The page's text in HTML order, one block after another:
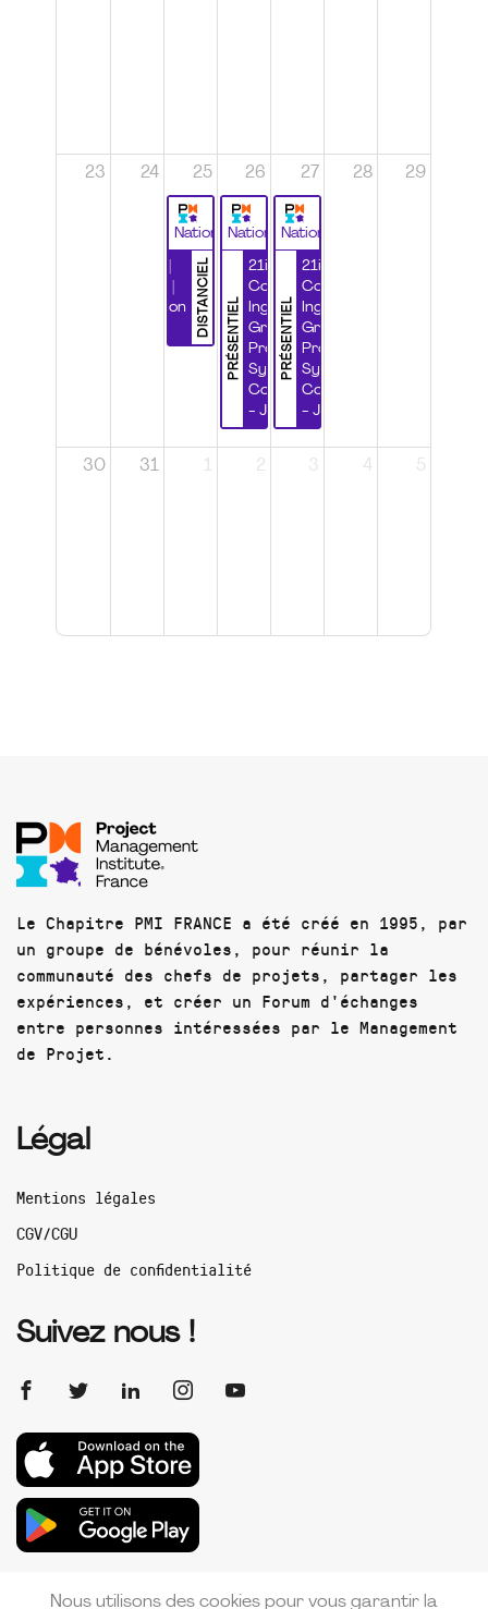
23 24 25
National
DISTANCIEL
Certification
26
National
PRÉSENTIEL
21ième
Congrès
Ingénierie
Grands
Projets et
Systèmes
Complexes
- Jour 1
27
National
PRÉSENTIEL
21ième
Congrès
Ingénierie
Grands
Projets et
Systèmes
Complexes
- Jour 2
28 29
30 31 1 2 3 4 5
Le Chapitre PMI FRANCE a été créé en 1995, par
un groupe de bénévoles, pour réunir la
communauté des chefs de projets, partager les
expériences, et créer un Forum d'échanges
entre personnes intéressées par le Management
de Projet.
Légal
Mentions légales
CGV/CGU
Politique de confidentialité
Suivez nous !
Nous utilisons des cookies pour vous garantir la